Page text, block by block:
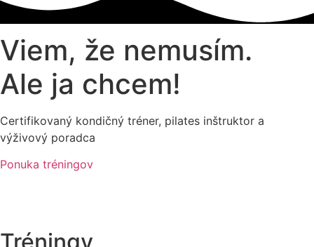
Viem, že nemusím.
Ale ja chcem!
Certifikovaný kondičný tréner, pilates inštruktor a
výživový poradca
Ponuka tréningov